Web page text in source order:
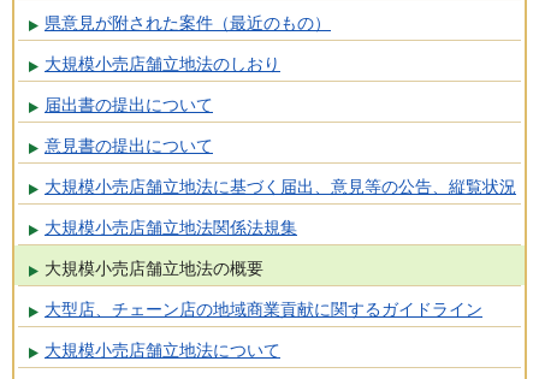
県意見が附された案件（最近のもの）
大規模小売店舗立地法のしおり
届出書の提出について
意見書の提出について
大規模小売店舗立地法に基づく届出、意見等の公告、縦覧状況
大規模小売店舗立地法関係法規集
大規模小売店舗立地法の概要
大型店、チェーン店の地域商業貢献に関するガイドライン
大規模小売店舗立地法について